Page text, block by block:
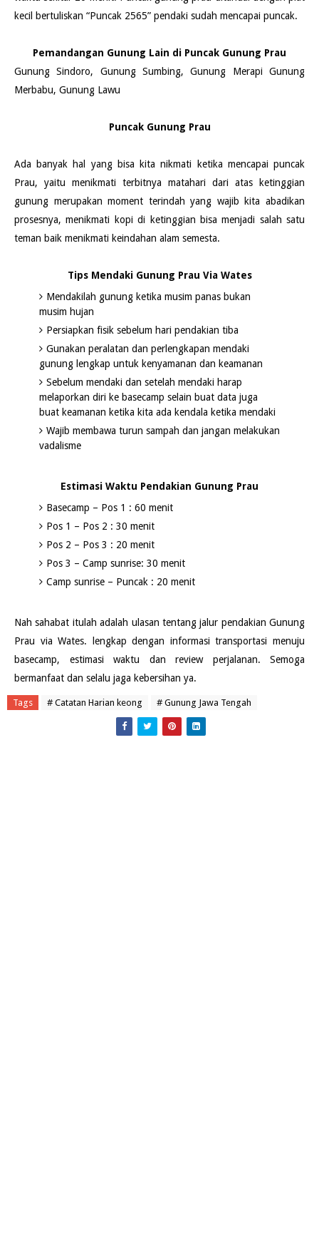
kecil bertuliskan “Puncak 2565” pendaki sudah mencapai puncak.
Pemandangan Gunung Lain di Puncak Gunung Prau
Gunung Sindoro, Gunung Sumbing, Gunung Merapi Gunung
Merbabu, Gunung Lawu
Puncak Gunung Prau
Ada banyak hal yang bisa kita nikmati ketika mencapai puncak
Prau, yaitu menikmati terbitnya matahari dari atas ketinggian
gunung merupakan moment terindah yang wajib kita abadikan
prosesnya, menikmati kopi di ketinggian bisa menjadi salah satu
teman baik menikmati keindahan alam semesta.
Tips Mendaki Gunung Prau Via Wates
Mendakilah gunung ketika musim panas bukan
musim hujan
Persiapkan fisik sebelum hari pendakian tiba
Gunakan peralatan dan perlengkapan mendaki
gunung lengkap untuk kenyamanan dan keamanan
Sebelum mendaki dan setelah mendaki harap
melaporkan diri ke basecamp selain buat data juga
buat keamanan ketika kita ada kendala ketika mendaki
Wajib membawa turun sampah dan jangan melakukan
vadalisme
Estimasi Waktu Pendakian Gunung Prau
Basecamp – Pos 1 : 60 menit
Pos 1 – Pos 2 : 30 menit
Pos 2 – Pos 3 : 20 menit
Pos 3 – Camp sunrise: 30 menit
Camp sunrise – Puncak : 20 menit
Nah sahabat itulah adalah ulasan tentang jalur pendakian Gunung
Prau via Wates. lengkap dengan informasi transportasi menuju
basecamp, estimasi waktu dan review perjalanan. Semoga
bermanfaat dan selalu jaga kebersihan ya.
Tags # Catatan Harian keong # Gunung Jawa Tengah